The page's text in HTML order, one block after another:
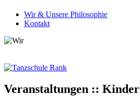
Wir & Unsere Philosophie
Kontakt
Veranstaltungen :: Kinder